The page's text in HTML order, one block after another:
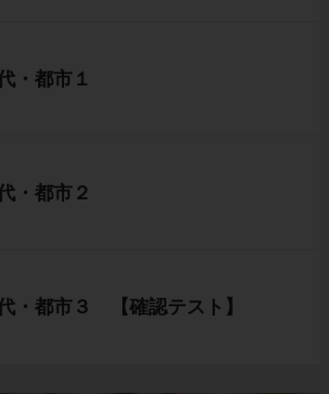
・都市１
・都市２
・都市３ 【確認テスト】